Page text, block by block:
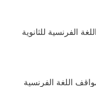
الفرنسية للثانوية
اللغة الفرنسية